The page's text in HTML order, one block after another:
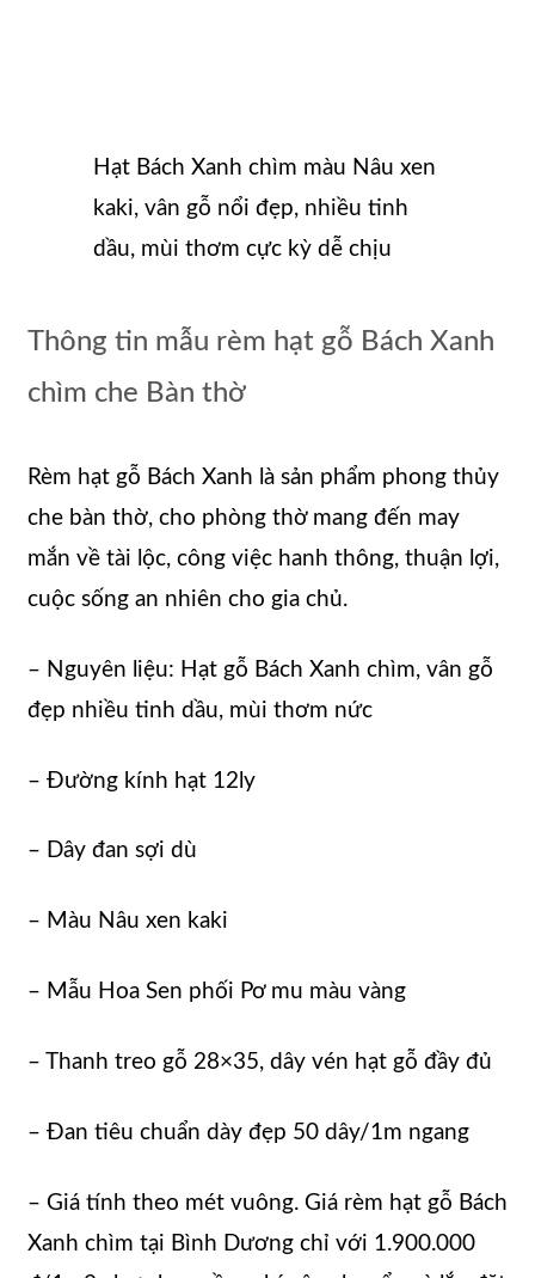
Hạt Bách Xanh chìm màu Nâu xen
kaki, vân gỗ nổi đẹp, nhiều tinh
dầu, mùi thơm cực kỳ dễ chịu
Thông tin mẫu rèm hạt gỗ Bách Xanh
chìm che Bàn thờ
Rèm hạt gỗ Bách Xanh là sản phẩm phong thủy
che bàn thờ, cho phòng thờ mang đến may
mắn về tài lộc, công việc hanh thông, thuận lợi,
cuộc sống an nhiên cho gia chủ.
– Nguyên liệu: Hạt gỗ Bách Xanh chìm, vân gỗ
đẹp nhiều tinh dầu, mùi thơm nức
– Đường kính hạt 12ly
– Dây đan sợi dù
– Màu Nâu xen kaki
– Mẫu Hoa Sen phối Pơ mu màu vàng
– Thanh treo gỗ 28×35, dây vén hạt gỗ đầy đủ
– Đan tiêu chuẩn dày đẹp 50 dây/1m ngang
– Giá tính theo mét vuông. Giá rèm hạt gỗ Bách
Xanh chìm tại Bình Dương chỉ với 1.900.000